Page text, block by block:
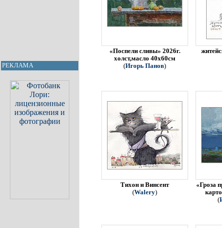
РЕКЛАМА
«Поспели сливы» 2026г.
холст,масло 40х60см
(Игорь Панов)
Тихон и Винсент
(Walery)
«Гроза
(